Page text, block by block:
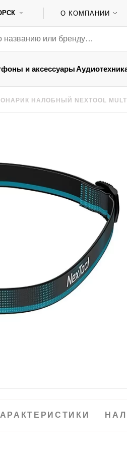
О КОМПАНИИ
и аксессуары
НАЛОБНЫЙ NEXTOOL